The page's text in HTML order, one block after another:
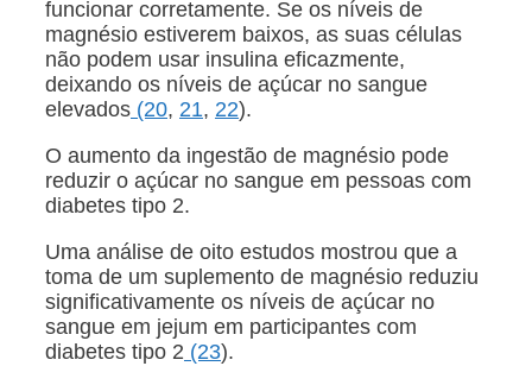
funcionar corretamente. Se os níveis de
magnésio estiverem baixos, as suas células
não podem usar insulina eficazmente,
deixando os níveis de açúcar no sangue
elevados (20, 21, 22).
O aumento da ingestão de magnésio pode
reduzir o açúcar no sangue em pessoas com
diabetes tipo 2.
Uma análise de oito estudos mostrou que a
toma de um suplemento de magnésio reduziu
significativamente os níveis de açúcar no
sangue em jejum em participantes com
diabetes tipo 2 (23).